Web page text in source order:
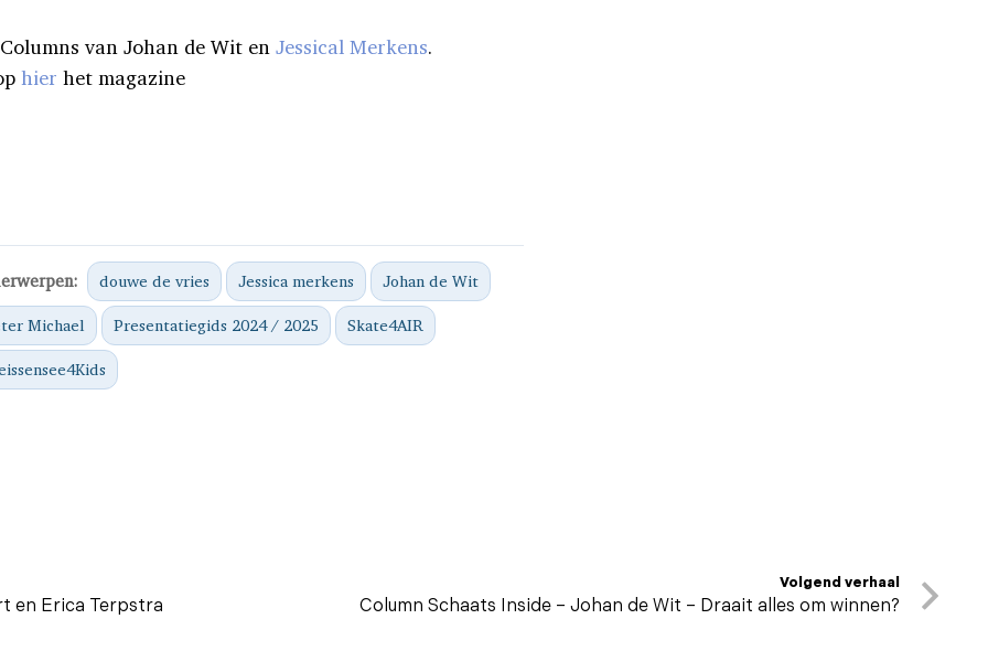
van Johan de Wit enJessical Merkens.
hier het magazine
douwe de vries Jessica merkens Johan de Wit
Michael Presentatiegids 2024 / 2025 Skate4AIR
en Erica Terpstra
Volgend verhaal
Column Schaats Inside – Johan de Wit – Draait alles om winnen?